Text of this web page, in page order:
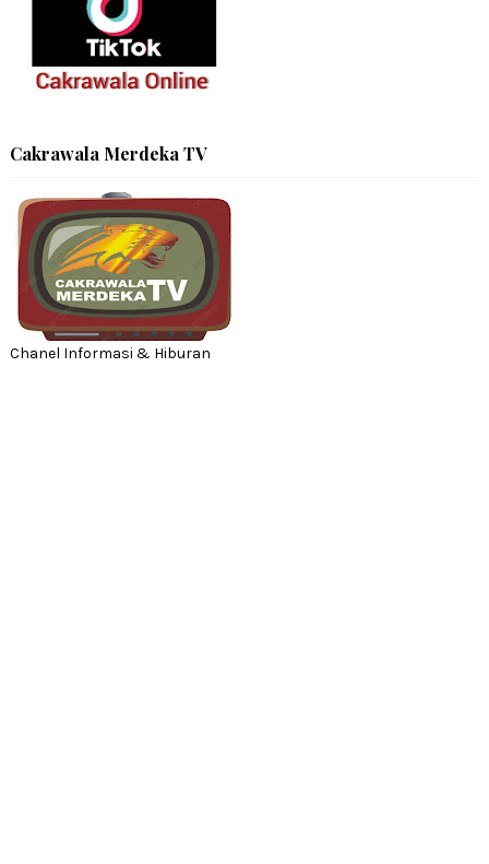
Cakrawala Merdeka TV
Chanel Informasi & Hiburan